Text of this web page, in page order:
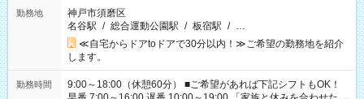
勤務地
神戸市須磨区
名谷駅 / 総合運動公園駅 / 板宿駅 / …
≪自宅からドアtoドアで30分以内！≫ご希望の勤務地を紹介
します。
勤務時間
9:00～18:00（休憩60分） ■ご希望があれば下記シフトもOK！